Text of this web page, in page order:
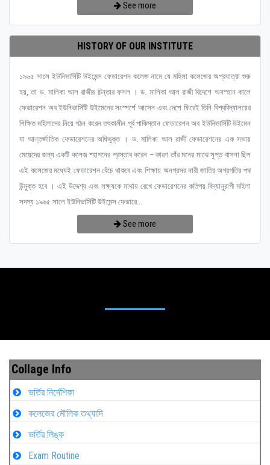
See more
HISTORY OF OUR INSTITUTE
১৯৬৫ সালে ইউনিভার্সিটি উইমেন্স ফেডারেশন কলেজ নামে যে মহিলা কলেজের অগ্রযাত্রা শুরু
হয়, তা ড. মালিকা আল রাজীর চিন্তার ফসল । ড. মালিকা আল রাজী বিদেশে অবস্হান কালে
ফেডারেশন অব ইউনিভার্সিটি উইমেনের সংস্পর্শে আসেন এবং দেশে ফিরেই তিনি বিশ্ববিদ্যালয়ের
শিক্ষিত মহিলাদের নিয়ে গঠন করেন তৎকালীন পূর্ব পাকিস্তান ফেডারেশন অব ইউনিভার্সিটি উইমেন
যা আন্তর্জাতিক ফেডারেশনের অধিভুক্ত । ড. মালিকা আল রাজী ফেডারেশনের এক সভায়
মেয়েদের জন্য একটি কলেজ ষ্হাপনের প্রস্তাব করেন – কারণ তাঁর মনের মাঝে সুপ্ত বাসনা ছিল
এই কলেজের মধ্যেই ফেডারেশন বেঁচে থাকবে এবং শিক্ষায় অনগ্রসর নারী জাতির অগ্রগতির পথ
উন্মুক্ত হবে । এই উদ্দেশ্য এবং লক্ষ্যকে মাথায় রেখে ফেডারেশনের কতিপয় বিদ্যানুরাগী মহিলা
সদস্য ১৯৬৫ সালে ইউনিভার্সিটি উইমেন্স ফেডারে...
See more
Collage Info
ভর্তির নির্দেশিকা
কলেজের মৌলিক তথ্যাদি
ভর্তির লিঙ্ক
Exam Routine